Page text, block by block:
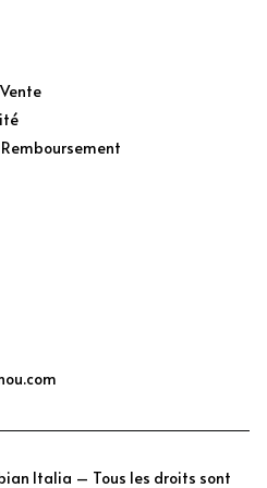
Italia – Tous les droits sont